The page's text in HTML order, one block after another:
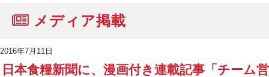
メディア掲載
2016年7月11日
日本食糧新聞に、漫画付き連載記事「チーム